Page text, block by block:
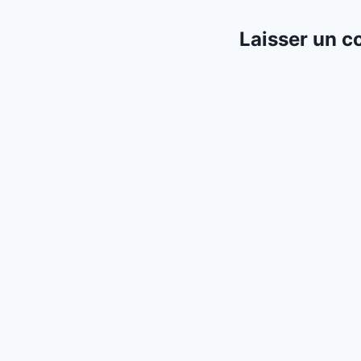
Laisser un